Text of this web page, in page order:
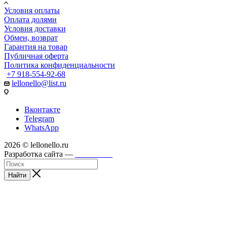
Условия оплаты
Оплата долями
Условия доставки
Обмен, возврат
Гарантия на товар
Публичная оферта
Политика конфиденциальности
+7 918-554-92-68
lellonello@list.ru
Вконтакте
Telegram
WhatsApp
2026 © lellonello.ru
Разработка сайта —
Найти